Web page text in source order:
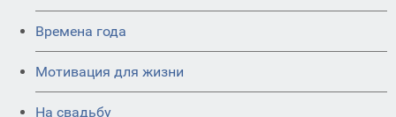
Времена года
Мотивация для жизни
На свадьбу